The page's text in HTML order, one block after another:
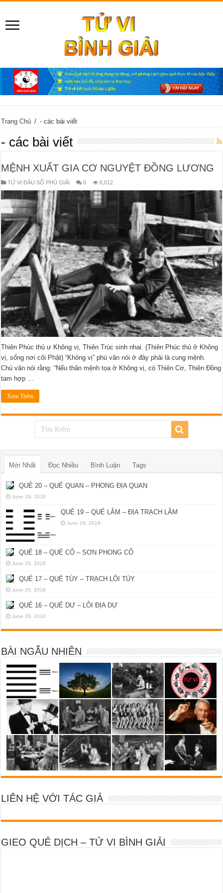
Trang Chủ / - các bài viết
- các bài viết
MỆNH XUẤT GIA CƠ NGUYỆT ĐỒNG LƯƠNG
TỬ VI ĐẨU SỐ PHÚ GIẢI 0 6,012
Thiên Phúc thủ ư Không vị, Thiên Trúc sinh nhai. (Thiên Phúc thủ ở Không
vị, sống nơi cõi Phật) “Không vị” phú văn nói ở đây phải là cung mệnh.
Chú văn nói rằng: “Nếu thân mệnh tọa ở Không vị, có Thiên Cơ, Thiên Đồng
tam hợp …
Xem Thêm
Mới Nhất Đọc Nhiều Bình Luận Tags
QUẺ 20 – QUẺ QUAN – PHONG ĐỊA QUAN
June 29, 2018
QUẺ 19 – QUẺ LÂM – ĐỊA TRẠCH LÂM
June 29, 2018
QUẺ 18 – QUẺ CỔ – SƠN PHONG CỔ
June 29, 2018
QUẺ 17 – QUẺ TÙY – TRẠCH LÔI TÙY
June 29, 2018
QUẺ 16 – QUẺ DỰ – LÔI ĐỊA DỰ
June 29, 2018
BÀI NGẪU NHIÊN
LIÊN HỆ VỚI TÁC GIẢ
GIEO QUẺ DỊCH – TỬ VI BÌNH GIẢI